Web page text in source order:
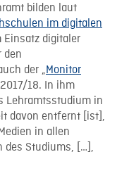
bilden laut
im digitalen
Einsatz digitaler
den
der „Monitor
18. In ihm
Lehramtsstudium in
davon entfernt [ist],
in allen
des Studiums, […],